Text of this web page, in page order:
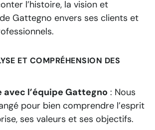
l’histoire, la vision et
Gattegno envers ses clients et
ET COMPRÉHENSION DES
avec l’équipe Gattegno : Nous
pour bien comprendre l’esprit
ses valeurs et ses objectifs.